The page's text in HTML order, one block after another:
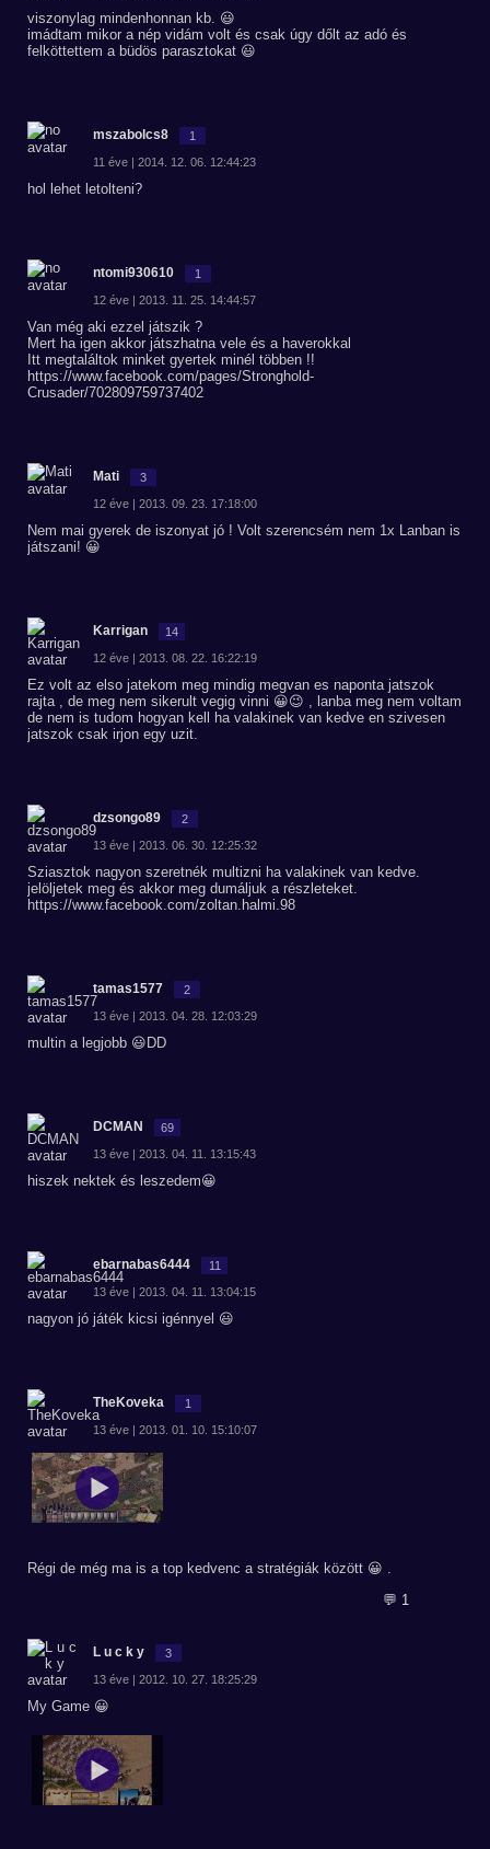
viszonylag mindenhonnan kb. 😃
imádtam mikor a nép vidám volt és csak úgy dőlt az adó és
felköttettem a büdös parasztokat 😃
mszabolcs8 1
11 éve | 2014. 12. 06. 12:44:23
hol lehet letolteni?
ntomi930610 1
12 éve | 2013. 11. 25. 14:44:57
Van még aki ezzel játszik ?
Mert ha igen akkor játszhatna vele és a haverokkal
Itt megtaláltok minket gyertek minél többen !!
https://www.facebook.com/pages/Stronghold-
Crusader/702809759737402
Mati 3
12 éve | 2013. 09. 23. 17:18:00
Nem mai gyerek de iszonyat jó ! Volt szerencsém nem 1x Lanban is
játszani! 😀
Karrigan 14
12 éve | 2013. 08. 22. 16:22:19
Ez volt az elso jatekom meg mindig megvan es naponta jatszok
rajta , de meg nem sikerult vegig vinni 😀😉 , lanba meg nem voltam
de nem is tudom hogyan kell ha valakinek van kedve en szivesen
jatszok csak irjon egy uzit.
dzsongo89 2
13 éve | 2013. 06. 30. 12:25:32
Sziasztok nagyon szeretnék multizni ha valakinek van kedve.
jelöljetek meg és akkor meg dumáljuk a részleteket.
https://www.facebook.com/zoltan.halmi.98
tamas1577 2
13 éve | 2013. 04. 28. 12:03:29
multin a legjobb 😃DD
DCMAN 69
13 éve | 2013. 04. 11. 13:15:43
hiszek nektek és leszedem😀
ebarnabas6444 11
13 éve | 2013. 04. 11. 13:04:15
nagyon jó játék kicsi igénnyel 😃
TheKoveka 1
13 éve | 2013. 01. 10. 15:10:07
Régi de még ma is a top kedvenc a stratégiák között 😀 .
💬 1
L u c k y 3
13 éve | 2012. 10. 27. 18:25:29
My Game 😀